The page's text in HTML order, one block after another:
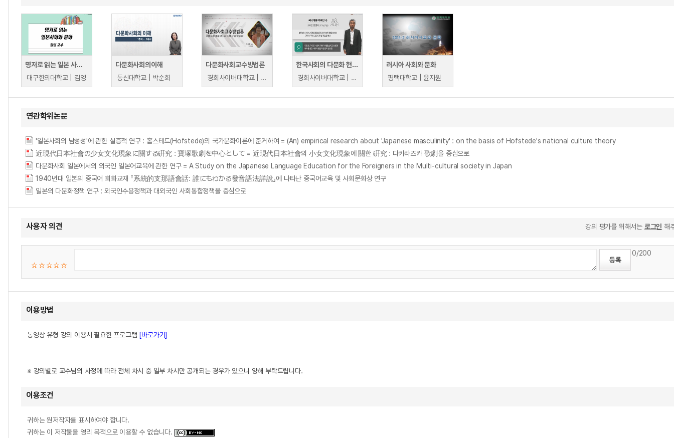
명저로 읽는 일본 사회와 문화
대구한의대학교 | 김영
다문화사회의이해
동신대학교 | 박순희
다문화사회교수방법론
경희사이버대학교 | 이성희
한국사회의 다문화 현상 이해
경희사이버대학교 | 임정근
러시아 사회와 문화
평택대학교 | 윤지원
연관학위논문
'일본사회의 남성성'에 관한 실증적 연구 : 홉스테드(Hofstede)의 국가문화이론에 준거하여 = (An) empirical research about 'Japanese masculinity' : on the basis of Hofstede's national culture theory
近現代日本社會の少女文化現象に關する硏究 : 寶塚歌劇を中心として = 近現代日本社會의 小女文化現象에 關한 硏究 : 다카라즈카 歌劇을 중심으로
다문화사회 일본에서의 외국인 일본어교육에 관한 연구 = A Study on the Japanese Language Education for the Foreigners in the Multi-cultural society in Japan
1940년대 일본의 중국어 회화교재 『系統的支那語會話: 誰にもわかる發音語法詳說』에 나타난 중국어교육 및 사회문화상 연구
일본의 다문화정책 연구 : 외국인수용정책과 대외국인 사회통합정책을 중심으로
사용자 의견 강의 평가를 위해서는 로그인 해
0/200
이용방법
동영상 유형 강의 이용시 필요한 프로그램 [바로가기]
※ 강의별로 교수님의 사정에 따라 전체 차시 중 일부 차시만 공개되는 경우가 있으니 양해 부탁드립니다.
이용조건
귀하는 원저작자를 표시하여야 합니다.
귀하는 이 저작물을 영리 목적으로 이용할 수 없습니다.